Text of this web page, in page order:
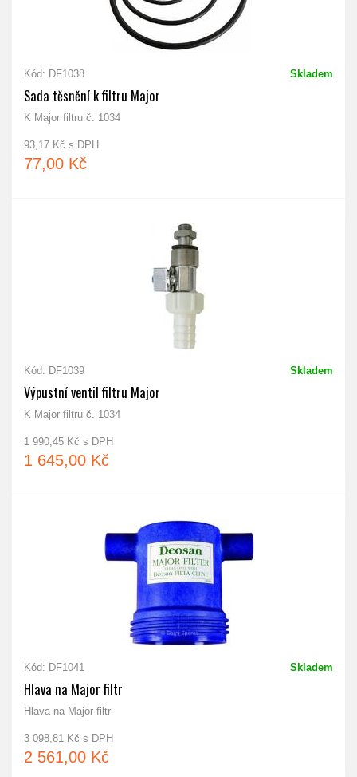
Kód: DF1038 Skladem
Sada těsnění k filtru Major
K Major filtru č. 1034
93,17 Kč s DPH
77,00 Kč
Kód: DF1039 Skladem
Výpustní ventil filtru Major
K Major filtru č. 1034
1 990,45 Kč s DPH
1 645,00 Kč
Kód: DF1041 Skladem
Hlava na Major filtr
Hlava na Major filtr
3 098,81 Kč s DPH
2 561,00 Kč